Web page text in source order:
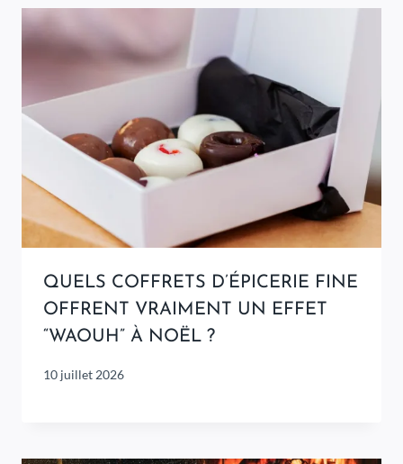
QUELS COFFRETS D’ÉPICERIE FINE
OFFRENT VRAIMENT UN EFFET
“WAOUH” À NOËL ?
10 juillet 2026